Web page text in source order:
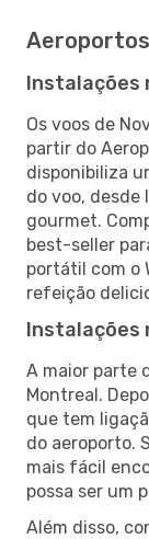
Instalações
Os voos de
partir do
disponibiliza
do voo,
gourmet.
best-seller
portátil com o
refeição
Instalações
A maior parte
Montreal.
que tem
do aeroporto.
mais fácil
possa ser um
Além disso,